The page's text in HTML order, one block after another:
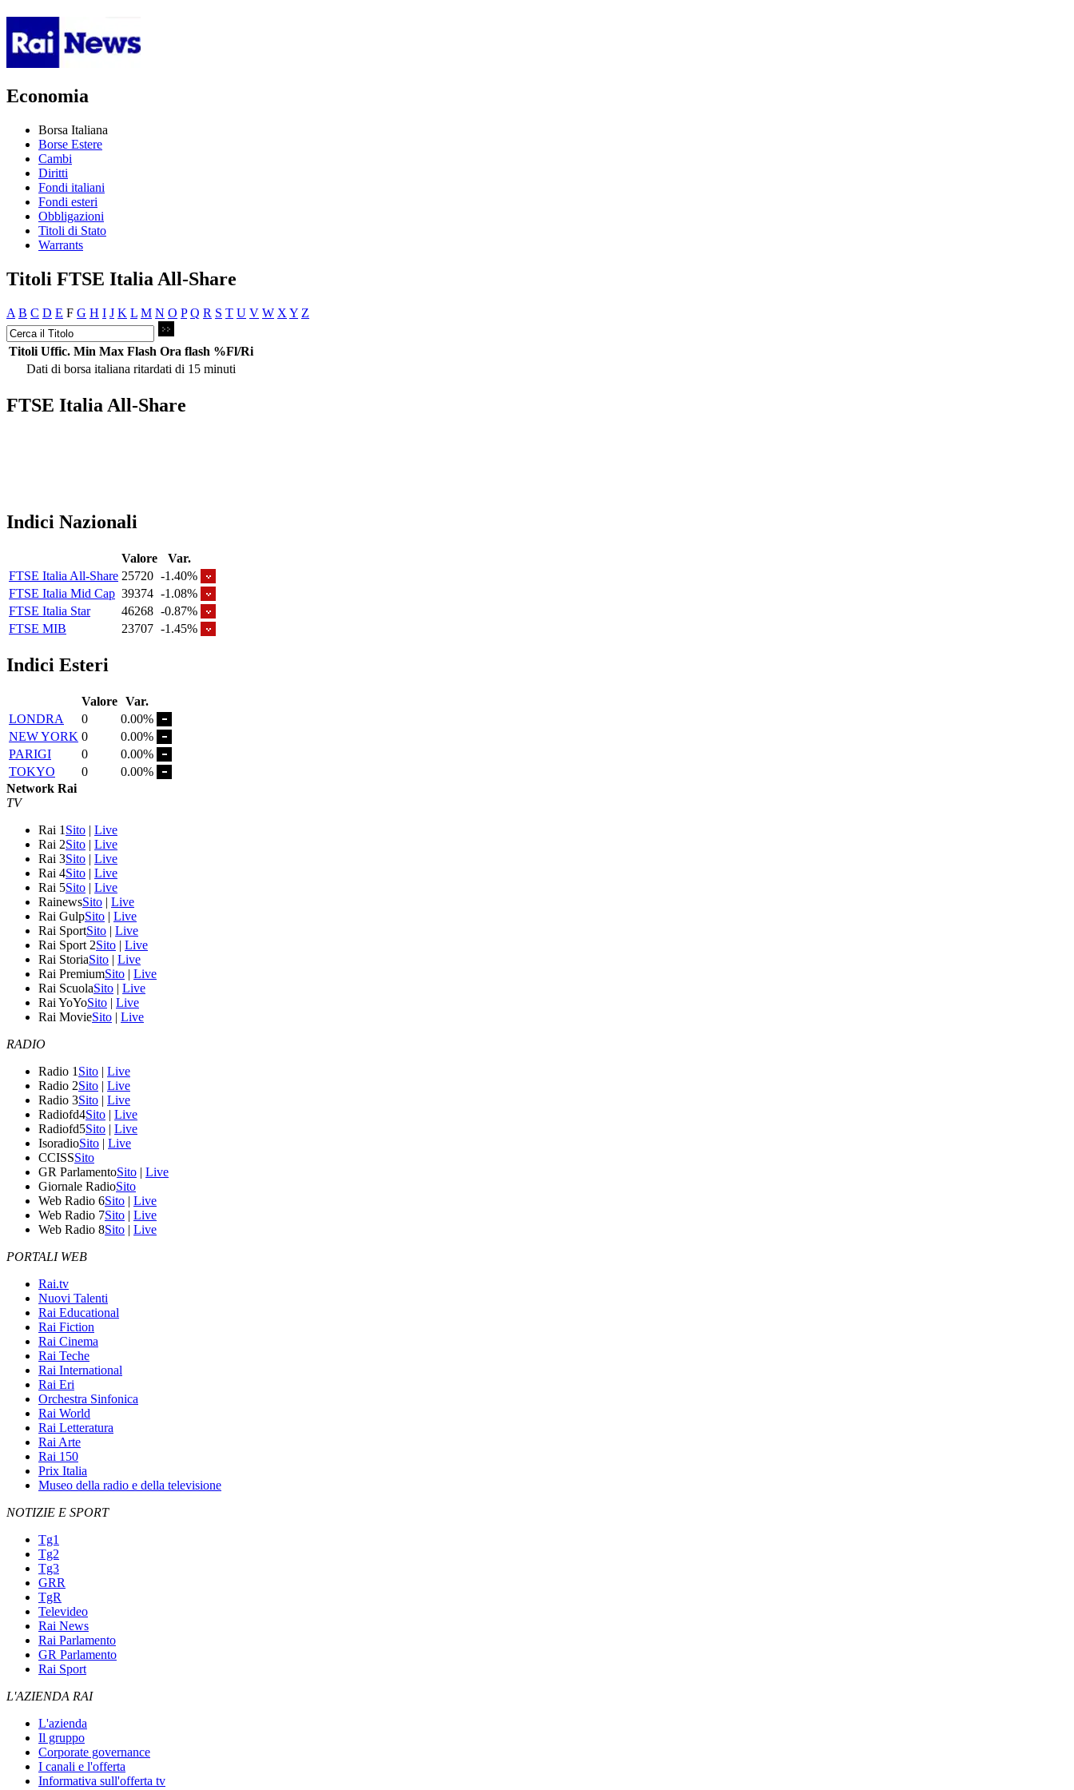
Economia
Borsa Italiana
Borse Estere
Cambi
Diritti
Fondi italiani
Fondi esteri
Obbligazioni
Titoli di Stato
Warrants
Titoli FTSE Italia All-Share
A B C D E F G H I J K L M N O P Q R S T U V W X Y Z
Titoli Uffic. Min Max Flash Ora flash %Fl/Ri
Dati di borsa italiana ritardati di 15 minuti
FTSE Italia All-Share
Indici Nazionali
Valore
Var.
FTSE Italia All-Share 25720 -1.40%
FTSE Italia Mid Cap 39374 -1.08%
FTSE Italia Star
46268 -0.87%
FTSE MIB
23707 -1.45%
Indici Esteri
Valore Var.
LONDRA
0
0.00%
NEW YORK 0
0.00%
PARIGI
0
0.00%
TOKYO
0
0.00%
Network Rai
TV
Rai 1 Sito | Live
Rai 2Sito | Live
Rai 3Sito | Live
Rai 4Sito | Live
Rai 5Sito | Live
RainewsSito | Live
Rai GulpSito | Live
Rai SportSito | Live
Rai Sport 2Sito | Live
Rai StoriaSito | Live
Rai PremiumSito | Live
Rai ScuolaSito | Live
Rai YoYoSito | Live
Rai MovieSito | Live
RADIO
Radio 1 Sito | Live
Radio 2Sito | Live
Radio 3Sito | Live
Radiofd4Sito | Live
Radiofd5Sito | Live
IsoradioSito | Live
CCISSSito
GR ParlamentoSito | Live
Giornale RadioSito
Web Radio 6Sito | Live
Web Radio 7Sito | Live
Web Radio 8Sito | Live
PORTALI WEB
Rai.tv
Nuovi Talenti
Rai Educational
Rai Fiction
Rai Cinema
Rai Teche
Rai International
Rai Eri
Orchestra Sinfonica
Rai World
Rai Letteratura
Rai Arte
Rai 150
Prix Italia
Museo della radio e della televisione
NOTIZIE E SPORT
Tg1
Tg2
Tg3
GRR
TgR
Televideo
Rai News
Rai Parlamento
GR Parlamento
Rai Sport
L'AZIENDA RAI
L'azienda
Il gruppo
Corporate governance
I canali e l'offerta
Informativa sull'offerta tv